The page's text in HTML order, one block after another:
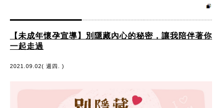
【未成年懷孕宣導】別隱藏內心的秘密，讓我陪伴著你
一起走過
2021.09.02( 週四. )